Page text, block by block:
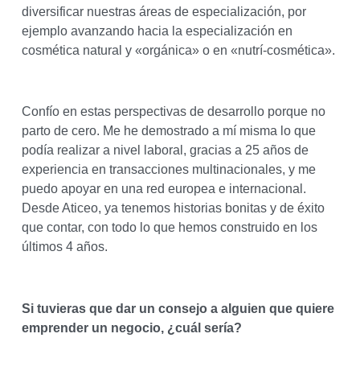
diversificar nuestras áreas de especialización, por
ejemplo avanzando hacia la especialización en
cosmética natural y «orgánica» o en «nutrí-cosmética».
Confío en estas perspectivas de desarrollo porque no
parto de cero. Me he demostrado a mí misma lo que
podía realizar a nivel laboral, gracias a 25 años de
experiencia en transacciones multinacionales, y me
puedo apoyar en una red europea e internacional.
Desde Aticeo, ya tenemos historias bonitas y de éxito
que contar, con todo lo que hemos construido en los
últimos 4 años.
Si tuvieras que dar un consejo a alguien que quiere
emprender un negocio, ¿cuál sería?